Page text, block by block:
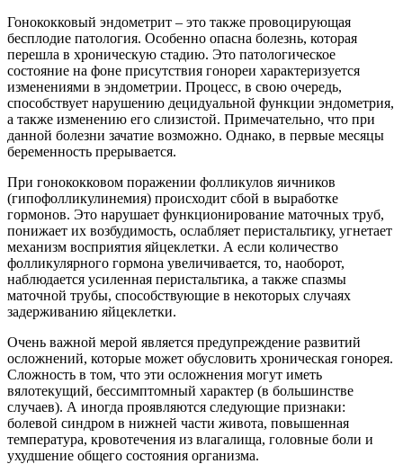
Гонококковый эндометрит – это также провоцирующая
бесплодие патология. Особенно опасна болезнь, которая
перешла в хроническую стадию. Это патологическое
состояние на фоне присутствия гонореи характеризуется
изменениями в эндометрии. Процесс, в свою очередь,
способствует нарушению децидуальной функции эндометрия,
а также изменению его слизистой. Примечательно, что при
данной болезни зачатие возможно. Однако, в первые месяцы
беременность прерывается.
При гонококковом поражении фолликулов яичников
(гипофолликулинемия) происходит сбой в выработке
гормонов. Это нарушает функционирование маточных труб,
понижает их возбудимость, ослабляет перистальтику, угнетает
механизм восприятия яйцеклетки. А если количество
фолликулярного гормона увеличивается, то, наоборот,
наблюдается усиленная перистальтика, а также спазмы
маточной трубы, способствующие в некоторых случаях
задерживанию яйцеклетки.
Очень важной мерой является предупреждение развитий
осложнений, которые может обусловить хроническая гонорея.
Сложность в том, что эти осложнения могут иметь
вялотекущий, бессимптомный характер (в большинстве
случаев). А иногда проявляются следующие признаки:
болевой синдром в нижней части живота, повышенная
температура, кровотечения из влагалища, головные боли и
ухудшение общего состояния организма.